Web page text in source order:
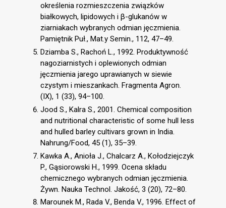
określenia rozmieszczenia związków
białkowych, lipidowych i β-glukanów w
ziarniakach wybranych odmian jęczmienia.
Pamiętnik Puł., Mat.y Semin., 112, 47–49.
Dziamba S., Rachoń L., 1992. Produktywność
nagoziarnistych i oplewionych odmian
jęczmienia jarego uprawianych w siewie
czystym i mieszankach. Fragmenta Agron.
(IX), 1 (33), 94–100.
Jood S., Kalra S., 2001. Chemical composition
and nutritional characteristic of some hull less
and hulled barley cultivars grown in India.
Nahrung/Food, 45 (1), 35–39.
Kawka A., Anioła J., Chalcarz A., Kołodziejczyk
P., Gąsiorowski H., 1999. Ocena składu
chemicznego wybranych odmian jęczmienia.
Żywn. Nauka Technol. Jakość, 3 (20), 72–80.
Marounek M., Rada V., Benda V., 1996. Effect of